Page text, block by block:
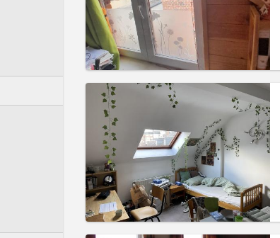
实用信息
租金: 420 €
水电费:30 €
实用信息
租金: 460 €
水电费: 75 €
租期: 12个月
住房登记: 否